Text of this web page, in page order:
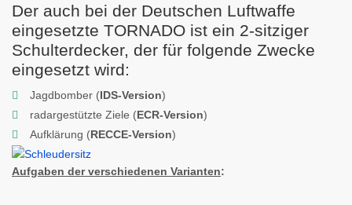
Der auch bei der Deutschen Luftwaffe
eingesetzte TORNADO ist ein 2-sitziger
Schulterdecker, der für folgende Zwecke
eingesetzt wird:
Jagdbomber (IDS-Version)
radargestützte Ziele (ECR-Version)
Aufklärung (RECCE-Version)
Aufgaben der verschiedenen Varianten: